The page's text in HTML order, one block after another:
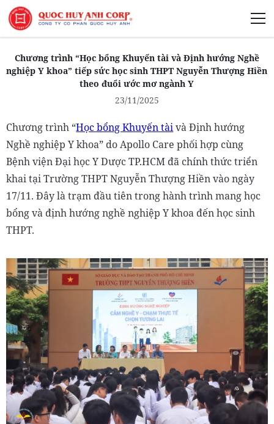
Giới Thiệu
Truyền Thông Phát Triển
Chương trình “Học bổng Khuyến tài và Định hướng Nghề
nghiệp Y khoa” tiếp sức học sinh THPT Nguyễn Thượng Hiền
theo đuổi ước mơ ngành Y
23/11/2025
Chương trình “Học bổng Khuyến tàivà Định hướng
Nghề nghiệp Y khoa” do Apollo Care phối hợp cùng
Bệnh viện Đại học Y Dược TP.HCM đã chính thức triển
khai tại Trường THPT Nguyễn Thượng Hiền vào ngày
17/11. Đây là trạm đầu tiên trong hành trình mang học
bổng và định hướng nghề nghiệp Y khoa đến học sinh
THPT.